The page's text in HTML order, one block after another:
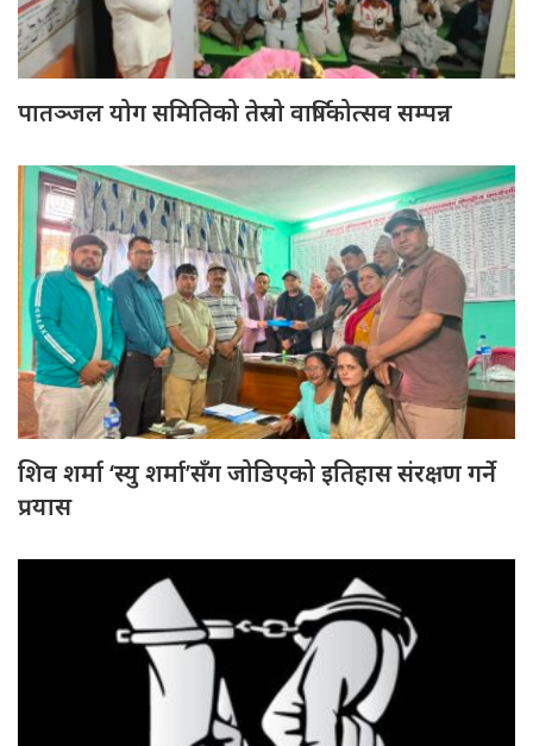
पातञ्जल योग समितिको तेस्रो वार्षिकोत्सव सम्पन्न
शिव शर्मा ‘स्यु शर्मा’सँग जोडिएको इतिहास संरक्षण गर्ने
प्रयास